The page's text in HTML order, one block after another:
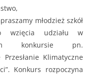
młodzież szkół
wzięcia udziału w
konkursie pn.
Przesłanie Klimatyczne
Konkurs rozpoczyna